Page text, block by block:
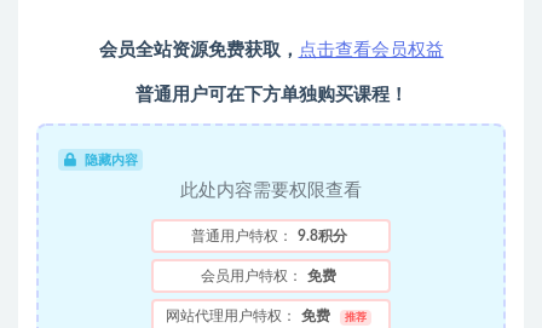
会员全站资源免费获取， 点击查看会员权益
普通用户可在下方单独购买课程！
隐藏内容
此处内容需要权限查看
普通用户特权： 9.8积分
会员用户特权： 免费
网站代理用户特权： 免费 推荐